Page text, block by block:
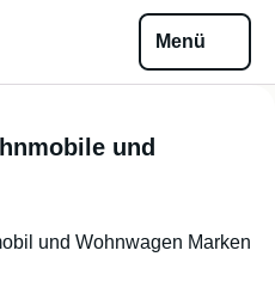
Menü
und
und Wohnwagen Marken